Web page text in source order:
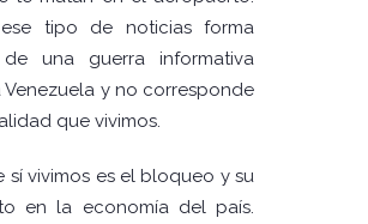
tipo de noticias forma
una guerra informativa
Venezuela y no corresponde
que vivimos.
sí vivimos es el bloqueo y su
en la economía del país.